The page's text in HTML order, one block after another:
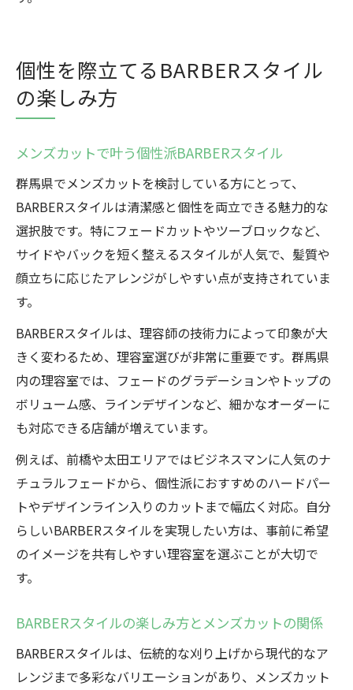
個性を際立てるBARBERスタイル
の楽しみ方
メンズカットで叶う個性派BARBERスタイル
群馬県でメンズカットを検討している方にとって、
BARBERスタイルは清潔感と個性を両立できる魅力的な
選択肢です。特にフェードカットやツーブロックなど、
サイドやバックを短く整えるスタイルが人気で、髪質や
顔立ちに応じたアレンジがしやすい点が支持されていま
す。
BARBERスタイルは、理容師の技術力によって印象が大
きく変わるため、理容室選びが非常に重要です。群馬県
内の理容室では、フェードのグラデーションやトップの
ボリューム感、ラインデザインなど、細かなオーダーに
も対応できる店舗が増えています。
例えば、前橋や太田エリアではビジネスマンに人気のナ
チュラルフェードから、個性派におすすめのハードパー
トやデザインライン入りのカットまで幅広く対応。自分
らしいBARBERスタイルを実現したい方は、事前に希望
のイメージを共有しやすい理容室を選ぶことが大切で
す。
BARBERスタイルの楽しみ方とメンズカットの関係
BARBERスタイルは、伝統的な刈り上げから現代的なア
レンジまで多彩なバリエーションがあり、メンズカット